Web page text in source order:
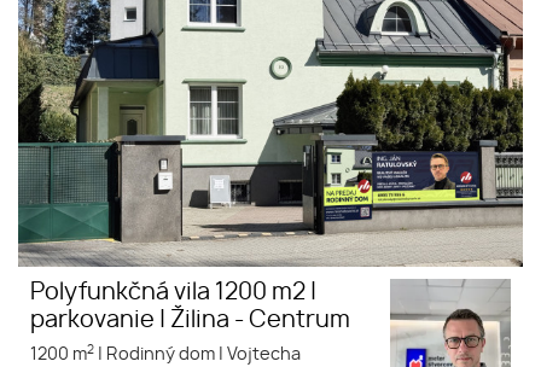
1200 m2 a takmer 300 m2
úžitkovej plochy...
Polyfunkčná vila 1200 m2 |
parkovanie | Žilina - Centrum
1200 m2 Rodinný dom
Vojtecha